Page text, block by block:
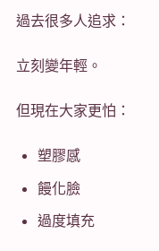
過去很多人追求：
立刻變年輕。
但現在大家更怕：
塑膠感
饅化臉
過度填充